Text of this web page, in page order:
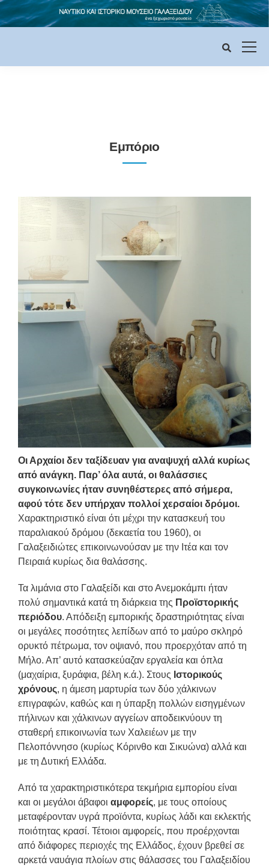
Εμπόριο
Οι Αρχαίοι δεν ταξίδευαν για αναψυχή αλλά κυρίως
από ανάγκη. Παρ’ όλα αυτά, οι θαλάσσιες
συγκοινωνίες ήταν συνηθέστερες από σήμερα,
αφού τότε δεν υπήρχαν πολλοί χερσαίοι δρόμοι.
Χαρακτηριστικό είναι ότι μέχρι την κατασκευή του
παραλιακού δρόμου (δεκαετία του 1960), οι
Γαλαξειδιώτες επικοινωνούσαν με την Ιτέα και τον
Πειραιά κυρίως δια θαλάσσης.
Τα λιμάνια στο Γαλαξείδι και στο Ανεμοκάμπι ήταν
πολύ σημαντικά κατά τη διάρκεια της Προϊστορικής
περιόδου. Απόδειξη εμπορικής δραστηριότητας είναι
οι μεγάλες ποσότητες λεπίδων από το μαύρο σκληρό
ορυκτό πέτρωμα, τον οψιανό, που προερχόταν από τη
Μήλο. Απ’ αυτό κατασκεύαζαν εργαλεία και όπλα
(μαχαίρια, ξυράφια, βέλη κ.ά.). Στους Ιστορικούς
χρόνους, η άμεση μαρτυρία των δύο χάλκινων
επιγραφών, καθώς και η ύπαρξη πολλών εισηγμένων
πήλινων και χάλκινων αγγείων αποδεικνύουν τη
σταθερή επικοινωνία των Χαλειέων με την
Πελοπόννησο (κυρίως Κόρινθο και Σικυώνα) αλλά και
με τη Δυτική Ελλάδα.
Από τα χαρακτηριστικότερα τεκμήρια εμπορίου είναι
και οι μεγάλοι άβαφοι αμφορείς, με τους οποίους
μεταφέρονταν υγρά προϊόντα, κυρίως λάδι και εκλεκτής
ποιότητας κρασί. Τέτοιοι αμφορείς, που προέρχονται
από διάφορες περιοχές της Ελλάδος, έχουν βρεθεί σε
αρκετά ναυάγια πλοίων στις θάλασσες του Γαλαξειδίου